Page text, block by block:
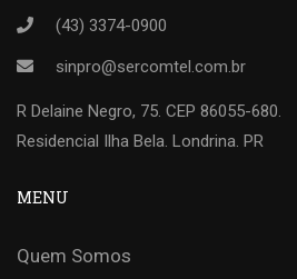
(43) 3374-0900
sinpro@sercomtel.com.br
R Delaine Negro, 75. CEP 86055-680.
Residencial Ilha Bela. Londrina. PR
MENU
Quem Somos